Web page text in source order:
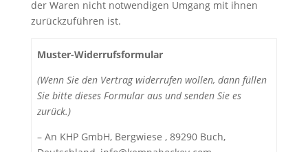
der Waren nicht notwendigen Umgang mit ihnen
zurückzuführen ist.
Muster-Widerrufsformular
(Wenn Sie den Vertrag widerrufen wollen, dann füllen
Sie bitte dieses Formular aus und senden Sie es
zurück.)
– An KHP GmbH, Bergwiese , 89290 Buch,